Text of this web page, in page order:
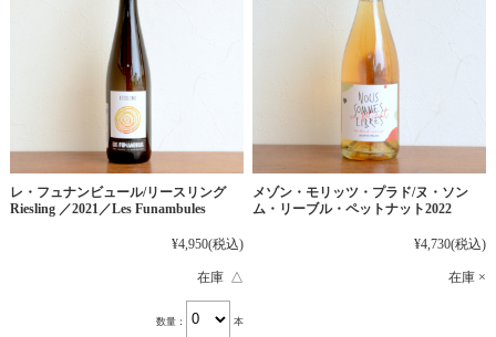
レ・フュナンビュール/リースリング
Riesling ／2021／Les Funambules
¥4,950(税込)
在庫 △
数量： 本
メゾン・モリッツ・プラド/ヌ・ソン
ム・リーブル・ペットナット2022
¥4,730(税込)
在庫 ×